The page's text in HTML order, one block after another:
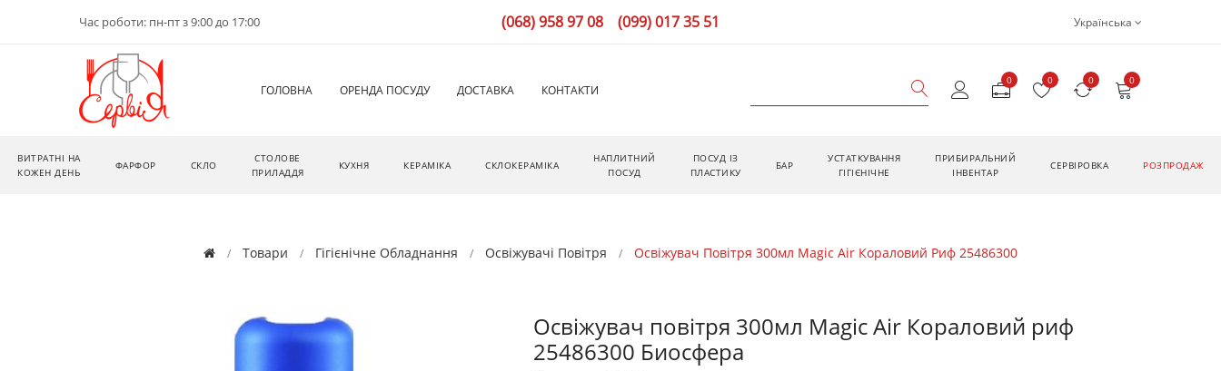
Час роботи: пн-пт з 9:00 до 17:00 (068) 958 97 08 (099) 017 35 51 Українська
ГОЛОВНА ОРЕНДА ПОСУДУ ДОСТАВКА КОНТАКТИ
0 0 0 0
ВИТРАТНІ НА
КОЖЕН ДЕНЬ
ФАРФОР СКЛО
СТОЛОВЕ
ПРИЛАДДЯ
КУХНЯ КЕРАМІКА СКЛОКЕРАМІКА
НАПЛИТНИЙ
ПОСУД
ПОСУД ІЗ
ПЛАСТИКУ
БАР
УСТАТКУВАННЯ
ГІГІЄНІЧНЕ
ПРИБИРАЛЬНИЙ
ІНВЕНТАР
CЕРВІРОВКА РОЗПРОДАЖ
Товари Гігієнічне Обладнання Освіжувачі Повітря Освіжувач Повітря 300мл Magic Air Кораловий Риф 25486300
Освіжувач повітря 300мл Magic Air Кораловий риф
25486300 Биосфера